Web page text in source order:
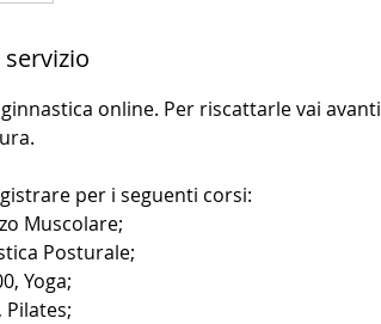
online. Per riscattarle vai avanti
per i seguenti corsi:
Muscolare;
Posturale;
Yoga;
Pilates;